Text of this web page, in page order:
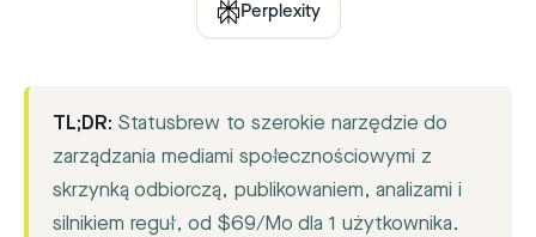
Perplexity
TL;DR: Statusbrew to szerokie narzędzie do
zarządzania mediami społecznościowymi z
skrzynką odbiorczą, publikowaniem, analizami i
silnikiem reguł, od $69/Mo dla 1 użytkownika.